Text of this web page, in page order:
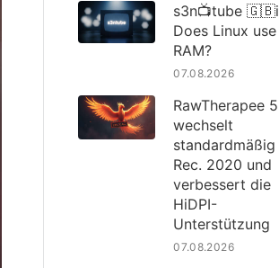
s3n📺tube
Does Linux
RAM?
07.08.2026
RawTherapee
wechselt
standardmäßig
Rec. 2020 und
verbessert die
HiDPI-
Unterstützung
07.08.2026